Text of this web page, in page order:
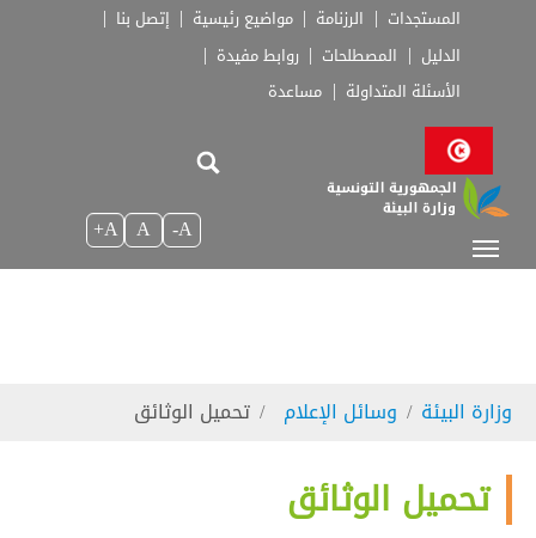
Skip to main navigation
Skip to main content
Skip to page footer
المستجدات الرزنامة مواضيع رئيسية
إتصل بنا
الدليل
المصطلحات
روابط مفيدة
الأسئلة المتداولة
مساعدة
A-
A
A+
You are here:
وزارة البيئة وسائل الإعلام تحميل الوثائق
تحميل الوثائق